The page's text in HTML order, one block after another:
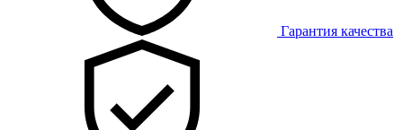
Гарантия качества